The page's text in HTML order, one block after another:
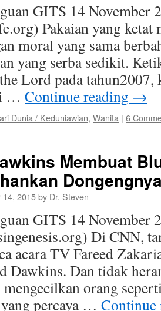
GITS 14 November
Pakaian yang ketat
moral yang sama
yang serba sedikit.
Lord pada tahun2007,
… Continue reading →
Dunia / Keduniawian, Wanita | 6
Membuat
14, 2015by Dr. Steven
GITS 14 November
Di CNN,
acara TV Fareed
Dawkins. Dan tidak
mengecilkan orang
percaya …